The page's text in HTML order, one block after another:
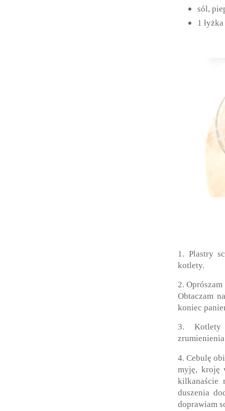
sól,
1 łyżka
1. Plastry
kotlety.
2.
Obtaczam
koniec
3.
4. Cebulę
myję, kroję
kilkanaście
duszenia
doprawiam